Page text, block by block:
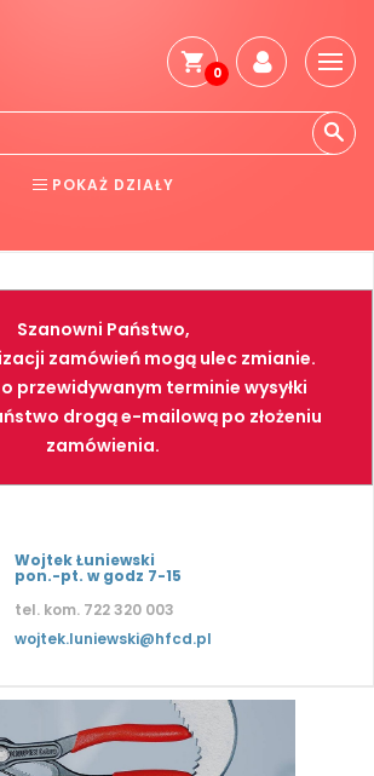
0
POKAŻ DZIAŁY
SPAWALNICTWO
PNEUMATYKA
Szanowni Państwo,
zamówień mogą ulec zmianie.
przewidywanym terminie wysyłki
drogą e-mailową po złożeniu
zamówienia.
Wojtek Łuniewski
pon.-pt. w godz 7-15
tel. kom. 722 320 003
wojtek.luniewski@hfcd.pl